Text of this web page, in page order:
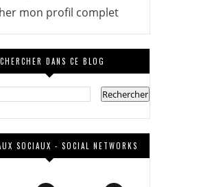
mon profil complet
DANS CE BLOG
SOCIAUX - SOCIAL NETWORKS